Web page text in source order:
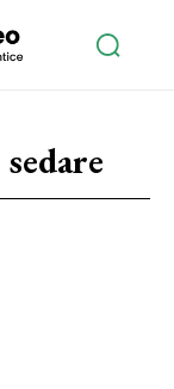
sedare